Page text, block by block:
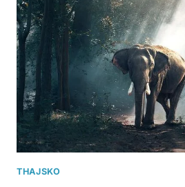
ZKUŠENOSTI
S
THAJSKO